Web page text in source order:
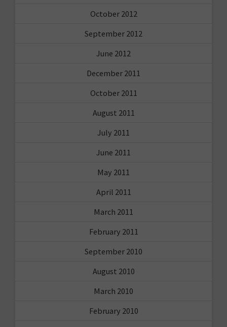
October 2012
September 2012
June 2012
December 2011
October 2011
August 2011
July 2011
June 2011
May 2011
April 2011
March 2011
February 2011
September 2010
August 2010
March 2010
February 2010